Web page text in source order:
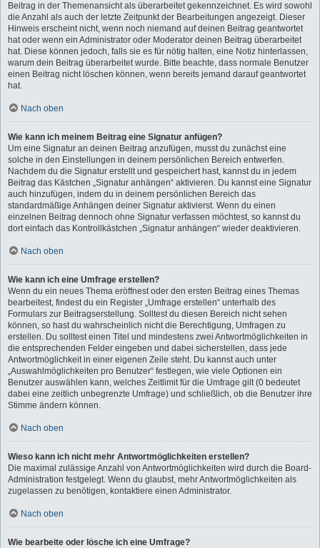
Beitrag in der Themenansicht als überarbeitet gekennzeichnet. Es wird sowohl
die Anzahl als auch der letzte Zeitpunkt der Bearbeitungen angezeigt. Dieser
Hinweis erscheint nicht, wenn noch niemand auf deinen Beitrag geantwortet
hat oder wenn ein Administrator oder Moderator deinen Beitrag überarbeitet
hat. Diese können jedoch, falls sie es für nötig halten, eine Notiz hinterlassen,
warum dein Beitrag überarbeitet wurde. Bitte beachte, dass normale Benutzer
einen Beitrag nicht löschen können, wenn bereits jemand darauf geantwortet
hat.
Nach oben
Wie kann ich meinem Beitrag eine Signatur anfügen?
Um eine Signatur an deinen Beitrag anzufügen, musst du zunächst eine
solche in den Einstellungen in deinem persönlichen Bereich entwerfen.
Nachdem du die Signatur erstellt und gespeichert hast, kannst du in jedem
Beitrag das Kästchen „Signatur anhängen“ aktivieren. Du kannst eine Signatur
auch hinzufügen, indem du in deinem persönlichen Bereich das
standardmäßige Anhängen deiner Signatur aktivierst. Wenn du einen
einzelnen Beitrag dennoch ohne Signatur verfassen möchtest, so kannst du
dort einfach das Kontrollkästchen „Signatur anhängen“ wieder deaktivieren.
Nach oben
Wie kann ich eine Umfrage erstellen?
Wenn du ein neues Thema eröffnest oder den ersten Beitrag eines Themas
bearbeitest, findest du ein Register „Umfrage erstellen“ unterhalb des
Formulars zur Beitragserstellung. Solltest du diesen Bereich nicht sehen
können, so hast du wahrscheinlich nicht die Berechtigung, Umfragen zu
erstellen. Du solltest einen Titel und mindestens zwei Antwortmöglichkeiten in
die entsprechenden Felder eingeben und dabei sicherstellen, dass jede
Antwortmöglichkeit in einer eigenen Zeile steht. Du kannst auch unter
„Auswahlmöglichkeiten pro Benutzer“ festlegen, wie viele Optionen ein
Benutzer auswählen kann, welches Zeitlimit für die Umfrage gilt (0 bedeutet
dabei eine zeitlich unbegrenzte Umfrage) und schließlich, ob die Benutzer ihre
Stimme ändern können.
Nach oben
Wieso kann ich nicht mehr Antwortmöglichkeiten erstellen?
Die maximal zulässige Anzahl von Antwortmöglichkeiten wird durch die Board-
Administration festgelegt. Wenn du glaubst, mehr Antwortmöglichkeiten als
zugelassen zu benötigen, kontaktiere einen Administrator.
Nach oben
Wie bearbeite oder lösche ich eine Umfrage?